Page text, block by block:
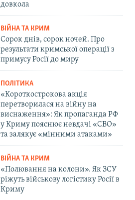
довкола
ВІЙНА ТА КРИМ
Сорок днів, сорок ночей. Про
результати кримської операції з
примусу Росії до миру
ПОЛІТИКА
«Короткострокова акція
перетворилася на війну на
виснаження»: Як пропаганда РФ
у Криму пояснює невдачі «СВО»
та залякує «мінними атаками»
ВІЙНА ТА КРИМ
«Полювання на колони». Як ЗСУ
ріжуть військову логістику Росії в
Криму